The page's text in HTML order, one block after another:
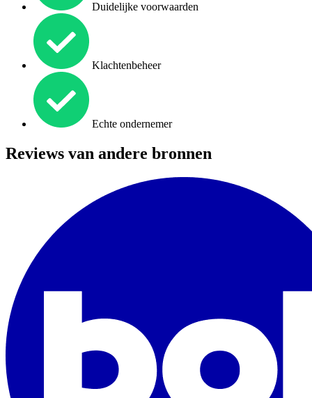
Duidelijke voorwaarden
Klachtenbeheer
Echte ondernemer
Reviews van andere bronnen